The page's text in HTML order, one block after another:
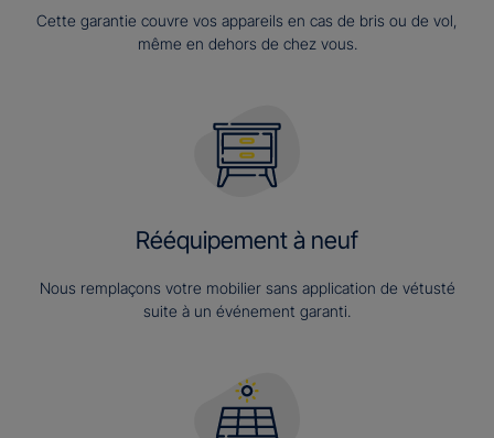
Cette garantie couvre vos appareils en cas de bris ou de vol,
même en dehors de chez vous.
Rééquipement à neuf
Nous remplaçons votre mobilier sans application de vétusté
suite à un événement garanti.